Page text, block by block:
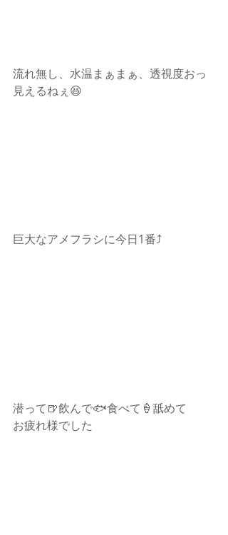
流れ無し、水温まぁまぁ、透視度おっ
見えるねぇ😆
巨大なアメフラシに今日1番⤴️
潜って🍺飲んで🐟食べて🍦舐めて
お疲れ様でした